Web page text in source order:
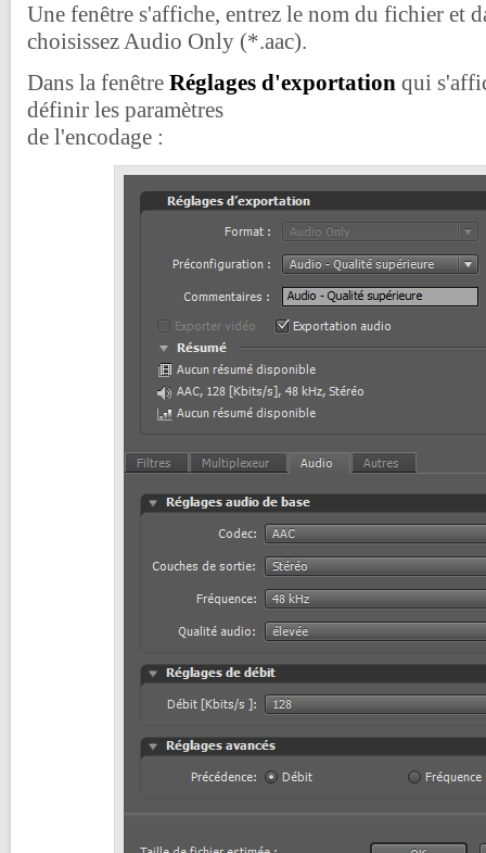
Une fenêtre s'affiche, entrez le nom du fichier et
choisissez Audio Only (*.aac).
Dans la fenêtre Réglages d'exportation qui
définir les paramètres
de l'encodage :